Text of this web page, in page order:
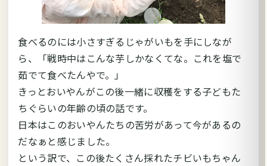
食べるのには小さすぎるじゃがいもを手にしなが
ら、「戦時中はこんな芋しかなくてな。これを塩で
茹でて食べたんやで。」
きっとおいやんがこの後一緒に収穫をする子どもた
ちぐらいの年齢の頃の話です。
日本はこのおいやんたちの苦労があって今があるの
だなぁと感じました。
という訳で、この後たくさん採れたチビいもちゃん